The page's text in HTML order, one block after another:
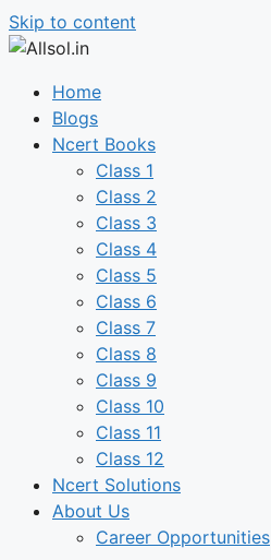
Skip to content
Home
Blogs
Ncert Books
Class 1
Class 2
Class 3
Class 4
Class 5
Class 6
Class 7
Class 8
Class 9
Class 10
Class 11
Class 12
Ncert Solutions
About Us
Career Opportunities